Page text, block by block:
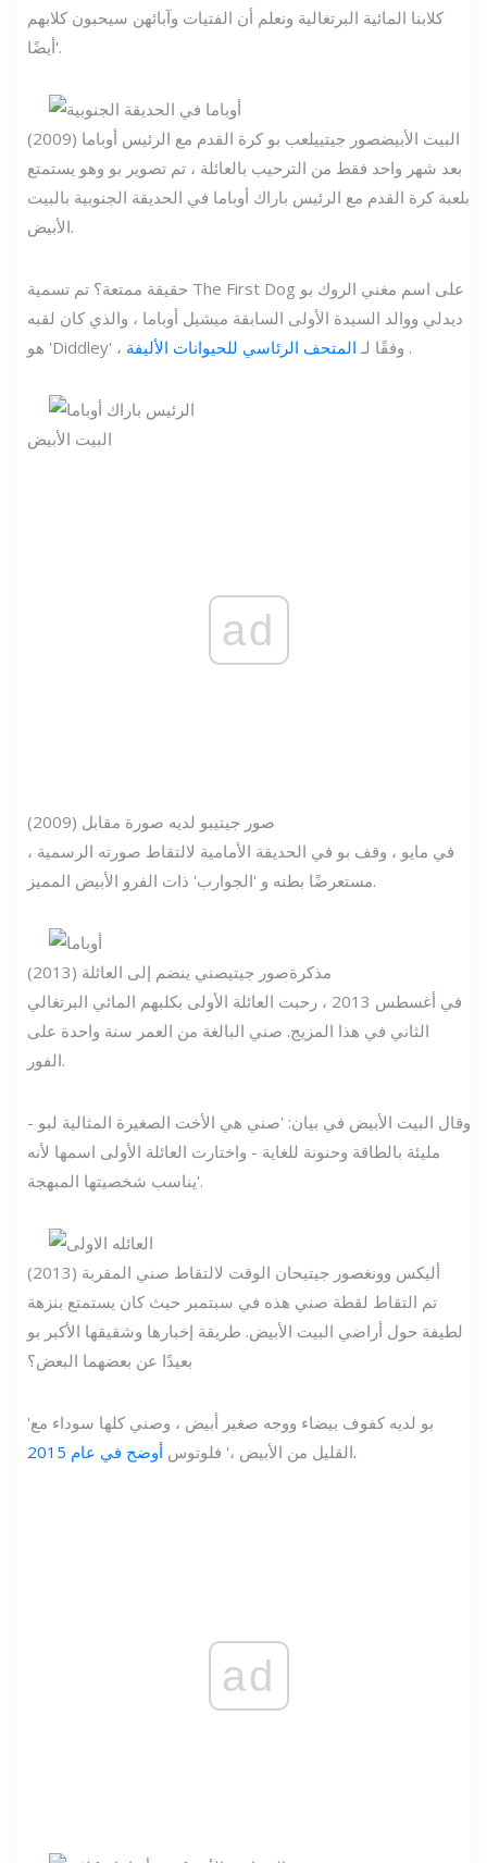
كلابنا المائية البرتغالية ونعلم أن الفتيات وآبائهن سيحبون كلابهم
أيضًا'.
البيت الأبيضصور جيتييلعب بو كرة القدم مع الرئيس أوباما (2009)
بعد شهر واحد فقط من الترحيب بالعائلة ، تم تصوير بو وهو يستمتع
بلعبة كرة القدم مع الرئيس باراك أوباما في الحديقة الجنوبية بالبيت
الأبيض.
حقيقة ممتعة؟ تم تسمية The First Dog على اسم مغني الروك بو
ديدلي ووالد السيدة الأولى السابقة ميشيل أوباما ، والذي كان لقبه
هو 'Diddley' ، وفقًا لـ المتحف الرئاسي للحيوانات الأليفة .
البيت الأبيض
ad
صور جيتيبو لديه صورة مقابل (2009)
في مايو ، وقف بو في الحديقة الأمامية لالتقاط صورته الرسمية ،
مستعرضًا بطنه و 'الجوارب' ذات الفرو الأبيض المميز.
مذكرةصور جيتيصني ينضم إلى العائلة (2013)
في أغسطس 2013 ، رحبت العائلة الأولى بكلبهم المائي البرتغالي
الثاني في هذا المزيج. صني البالغة من العمر سنة واحدة على
الفور.
وقال البيت الأبيض في بيان: 'صني هي الأخت الصغيرة المثالية لبو -
مليئة بالطاقة وحنونة للغاية - واختارت العائلة الأولى اسمها لأنه
يناسب شخصيتها المبهجة'.
أليكس وونغصور جيتيحان الوقت لالتقاط صني المقربة (2013)
تم التقاط لقطة صني هذه في سبتمبر حيث كان يستمتع بنزهة
لطيفة حول أراضي البيت الأبيض. طريقة إخبارها وشقيقها الأكبر بو
بعيدًا عن بعضهما البعض؟
'بو لديه كفوف بيضاء ووجه صغير أبيض ، وصني كلها سوداء مع
القليل من الأبيض ،' فلوتوسأوضح في عام 2015.
ad